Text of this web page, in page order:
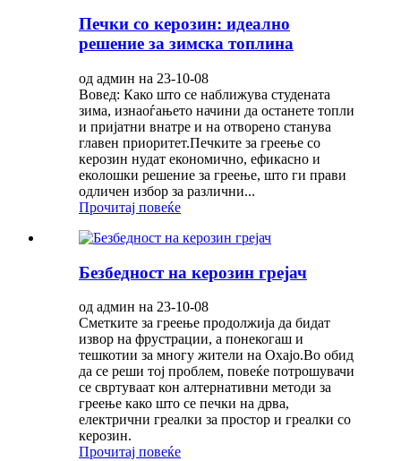
Печки со керозин: идеално
решение за зимска топлина
од админ на 23-10-08
Вовед: Како што се наближува студената
зима, изнаоѓањето начини да останете топли
и пријатни внатре и на отворено станува
главен приоритет.Печките за греење со
керозин нудат економично, ефикасно и
еколошки решение за греење, што ги прави
одличен избор за различни...
Прочитај повеќе
Безбедност на керозин грејач
од админ на 23-10-08
Сметките за греење продолжија да бидат
извор на фрустрации, а понекогаш и
тешкотии за многу жители на Охајо.Во обид
да се реши тој проблем, повеќе потрошувачи
се свртуваат кон алтернативни методи за
греење како што се печки на дрва,
електрични греалки за простор и греалки со
керозин.
Прочитај повеќе